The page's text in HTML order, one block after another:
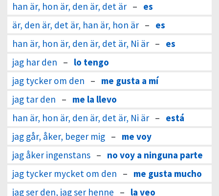
han är, hon är, den är, det är – es
är, den är, det är, han är, hon är – es
han är, hon är, den är, det är, Ni är – es
jag har den – lo tengo
jag tycker om den – me gusta a mí
jag tar den – me la llevo
han är, hon är, den är, det är, Ni är – está
jag går, åker, beger mig – me voy
jag åker ingenstans – no voy a ninguna parte
jag tycker mycket om den – me gusta mucho
jag ser den, jag ser henne – la veo